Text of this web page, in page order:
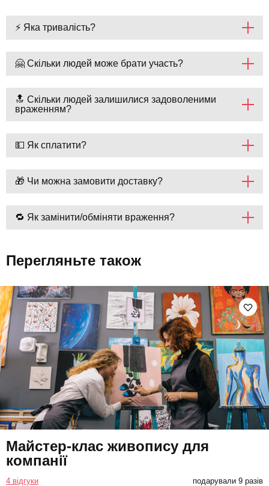
⚡ Яка тривалість?
🤗 Скільки людей може брати участь?
🔝 Скільки людей залишилися задоволеними
враженням?
💵 Як сплатити?
🎁 Чи можна замовити доставку?
🔁 Як замінити/обміняти враження?
Перегляньте також
Майстер-клас живопису для
компанії
4 відгуки подарували 9 разів